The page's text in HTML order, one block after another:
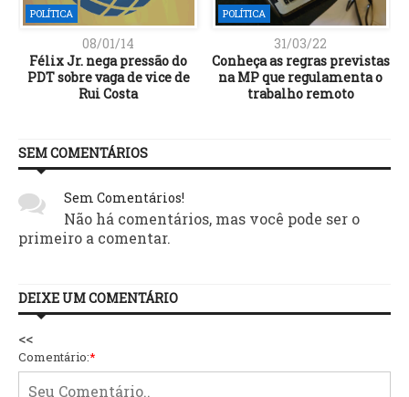
POLÍTICA
08/01/14
Félix Jr. nega pressão do
PDT sobre vaga de vice de
Rui Costa
POLÍTICA
31/03/22
Conheça as regras previstas
na MP que regulamenta o
trabalho remoto
SEM COMENTÁRIOS
Sem Comentários!
Não há comentários, mas você pode ser o
primeiro a comentar.
DEIXE UM COMENTÁRIO
<<
Comentário:*